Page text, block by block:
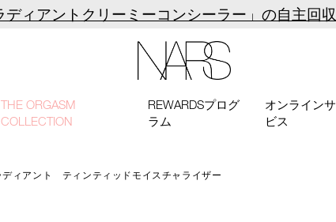
ディアントクリーミーコンシーラー」の自主回
THE ORGASM
COLLECTION
REWARDSプログ
ラム
オンライン
ビス
ディアント ティンティッドモイスチャライザー